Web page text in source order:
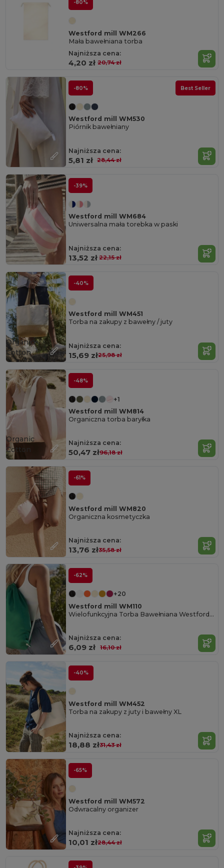
-80%
Westford mill WM266
Mała bawełniana torba
Najniższa cena:
4,20 zł 20,74 zł
-80% Best Seller
Westford mill WM530
Piórnik bawełniany
Najniższa cena:
5,81 zł 28,44 zł
-39%
Westford mill WM684
Uniwersalna mała torebka w paski
Najniższa cena:
13,52 zł 22,15 zł
-40%
Westford mill WM451
Torba na zakupy z bawełny / juty
Najniższa cena:
15,69 zł25,98 zł
Organic
Cotton
-48%
+1
Westford mill WM814
Organiczna torba baryłka
Najniższa cena:
50,47 zł96,18 zł
Organic
Cotton
-61%
Westford mill WM820
Organiczna kosmetyczka
Najniższa cena:
13,76 zł35,58 zł
-62%
+20
Westford mill WM110
Wielofunkcyjna Torba Bawełniana Westford Mill
Najniższa cena:
6,09 zł 16,10 zł
-40%
Westford mill WM452
Torba na zakupy z juty i bawełny XL
Najniższa cena:
18,88 zł31,43 zł
-65%
Westford mill WM572
Odwracalny organizer
Najniższa cena:
10,01 zł28,44 zł